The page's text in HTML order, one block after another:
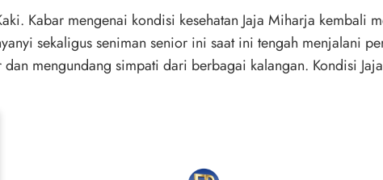
Kabar mengenai kondisi kesehatan Jaja Miharja kembali
sekaligus seniman senior ini saat ini tengah menjalani
dan mengundang simpati dari berbagai kalangan. Kondisi